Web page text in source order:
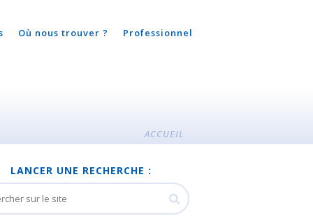
Où nous trouver ? Professionnel
ACCUEIL
LANCER UNE RECHERCHE :